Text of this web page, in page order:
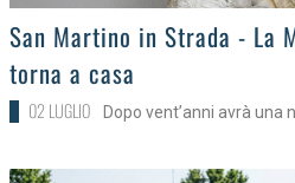
>
San Martino in Strada - La
torna a casa
02 LUGLIO Dopo vent’anni avrà una